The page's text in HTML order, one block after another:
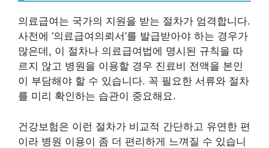
의료급여는 국가의 지원을 받는 절차가 엄격합니다.
사전에 ‘의료급여의뢰서’를 발급받아야 하는 경우가
많은데, 이 절차나 의료급여법에 명시된 규칙을 따
르지 않고 병원을 이용할 경우 진료비 전액을 본인
이 부담해야 할 수 있습니다. 꼭 필요한 서류와 절차
를 미리 확인하는 습관이 중요해요.
건강보험은 이런 절차가 비교적 간단하고 유연한 편
이라 병원 이용이 좀 더 편리하게 느껴질 수 있습니